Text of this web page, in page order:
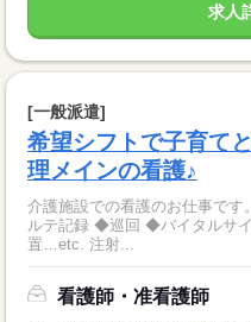
求人
[一般派遣]
希望シフトで子育て
理メインの看護♪
介護施設での看護のお仕事です。 具体的には… ◆内服薬の管理 ◆
ルテ記録 ◆巡回 ◆バイタルサ
置…etc. 注射...
看護師・准看護師